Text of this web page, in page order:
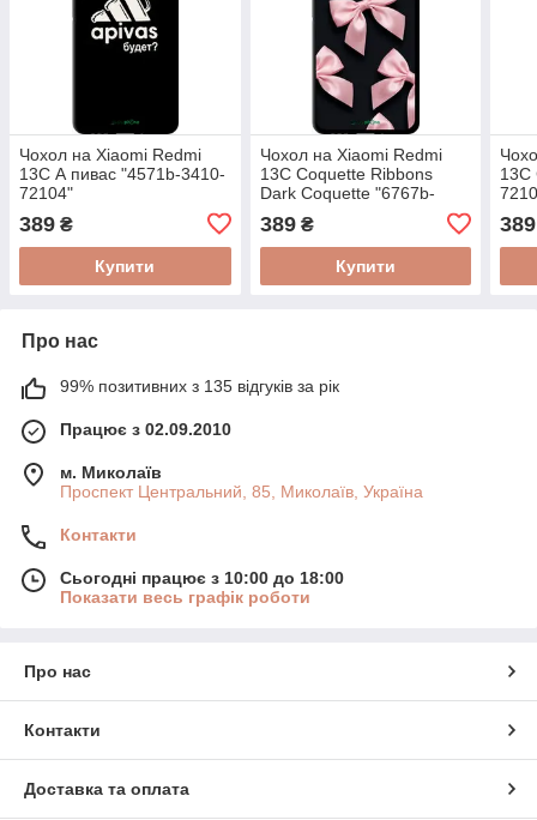
Чохол на Xiaomi Redmi
13C А пивас "4571b-3410-
72104"
389 ₴
Купити
Чохол на Xiaomi Redmi
13C Coquette Ribbons
Dark Coquette "6767b-
389₴
Купити
13C
389
Про нас
99% позитивних з 135 відгуків за рік
Працює з 02.09.2010
м. Миколаїв
Проспект Центральний, 85, Миколаїв, Україна
Контакти
Сьогодні працює з 10:00 до 18:00
Показати весь графік роботи
Про нас
Контакти
Доставка та оплата